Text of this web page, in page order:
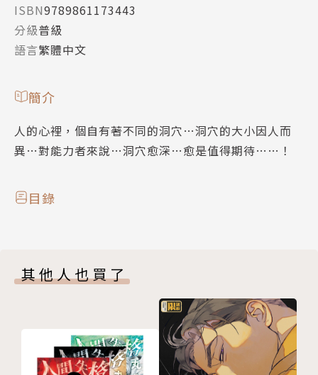
ISBN9789861173443
分級普級
語言繁體中文
簡介
人的心裡，個自有著不同的洞穴…洞穴的大小因人而
異…對能力者來說…洞穴愈深…愈是值得期待……！
目錄
其他人也買了